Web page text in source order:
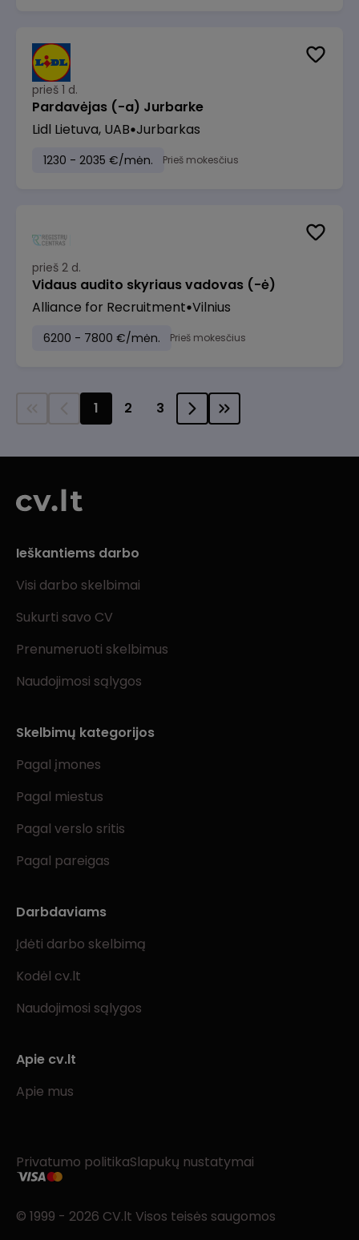
prieš 1 d.
Pardavėjas (-a) Jurbarke
Lidl Lietuva, UAB Jurbarkas
1230 - 2035 €/mėn. Prieš mokesčius
prieš 2 d.
Vidaus audito skyriaus vadovas (-ė)
Alliance for Recruitment Vilnius
6200 - 7800 €/mėn. Prieš mokesčius
1 2 3
Ieškantiems darbo
Visi darbo skelbimai
Sukurti savo CV
Prenumeruoti skelbimus
Naudojimosi sąlygos
Skelbimų kategorijos
Pagal įmones
Pagal miestus
Pagal verslo sritis
Pagal pareigas
Darbdaviams
Įdėti darbo skelbimą
Kodėl cv.lt
Naudojimosi sąlygos
Apie cv.lt
Apie mus
Privatumo politikaSlapukų nustatymai
© 1999 - 2026 CV.lt Visos teisės saugomos